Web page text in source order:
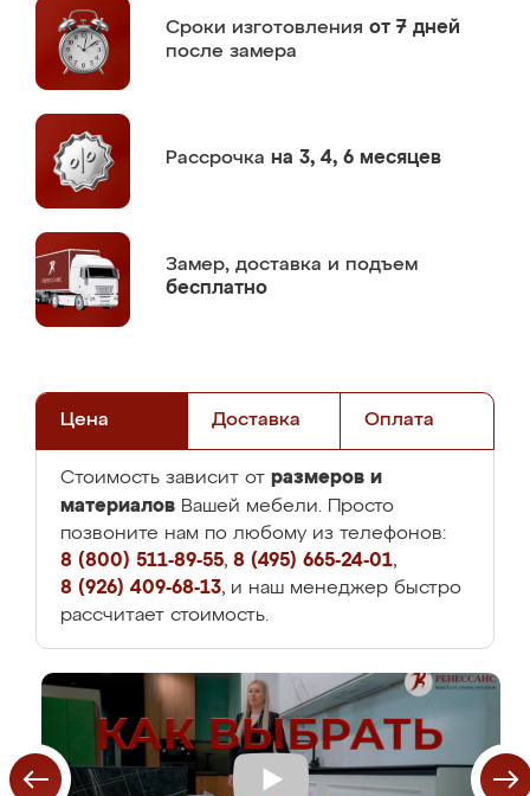
Сроки изготовления от 7 дней
после замера
Рассрочка на 3, 4, 6 месяцев
Замер, доставка и подъем
бесплатно
Цена Доставка Оплата
Стоимость зависит от размеров и
материалов Вашей мебели. Просто
позвоните нам по любому из телефонов:
8 (800) 511-89-55, 8 (495) 665-24-01,
8 (926) 409-68-13, и наш менеджер быстро
рассчитает стоимость.